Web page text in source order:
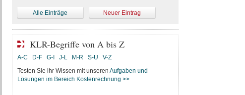
Alle Einträge Neuer Eintrag
KLR-Begriffe von A bis Z
A-C D-F G-I J-L M-R S-U
V-Z
Testen Sie ihr Wissen mit unseren Aufgaben und
Lösungen im Bereich Kostenrechnung >>